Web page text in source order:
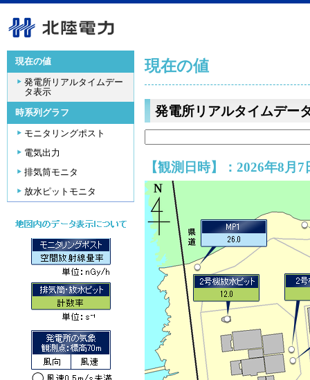
現在の値
発電所リアルタイムデー
タ表示
時系列グラフ
モニタリングポスト
電気出力
排気筒モニタ
放水ピットモニタ
現在の値
発電所リアルタイムデー
【観測日時】：2026年8月